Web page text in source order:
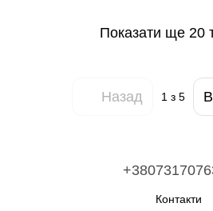
Показати ще 20
Назад 1з 5
Контакти